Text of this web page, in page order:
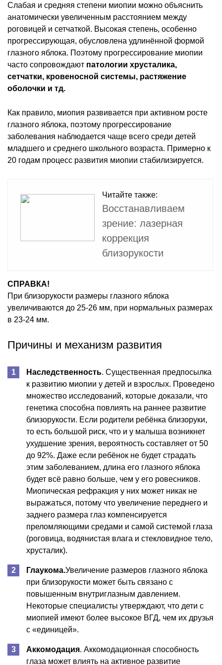
Слабая и средняя степени миопии можно объяснить
анатомически увеличенным расстоянием между
роговицей и сетчаткой. Высокая степень, особенно
прогрессирующая, обусловлена удлинённой формой
глазного яблока. Поэтому прогрессирование миопии
часто сопровождают патологии хрусталика,
сетчатки, кровеносной системы, растяжение
оболочки и тд.
Как правило, миопия развивается при активном росте
глазного яблока, поэтому прогрессирование
заболевания наблюдается чаще всего среди детей
младшего и среднего школьного возраста. Примерно к
20 годам процесс развития миопии стабилизируется.
Читайте также:
Восстанавливаем
зрение: лазерная
коррекция
близорукости
СПРАВКА!
При близорукости размеры глазного яблока
увеличиваются до 25-26 мм, при нормальных размерах
в 23-24 мм.
Причины и механизм развития
Наследственность. Существенная предпосылка
к развитию миопии у детей и взрослых. Проведено
множество исследований, которые доказали, что
генетика способна повлиять на раннее развитие
близорукости. Если родители ребёнка близоруки,
то есть большой риск, что и у малыша возникнет
ухудшение зрения, вероятность составляет от 50
до 92%. Даже если ребёнок не будет страдать
этим заболеванием, длина его глазного яблока
будет всё равно больше, чем у его ровесников.
Миопическая рефракция у них может никак не
выражаться, потому что увеличение переднего и
заднего размера глаз компенсируется
преломляющими средами и самой системой глаза
(роговица, водянистая влага и стекловидное тело,
хрусталик).
Глаукома.Увеличение размеров глазного яблока
при близорукости может быть связано с
повышенным внутриглазным давлением.
Некоторые специалисты утверждают, что дети с
миопией имеют более высокое ВГД, чем их друзья
с «единицей».
Аккомодация. Аккомодационная способность
глаза может влиять на активное развитие